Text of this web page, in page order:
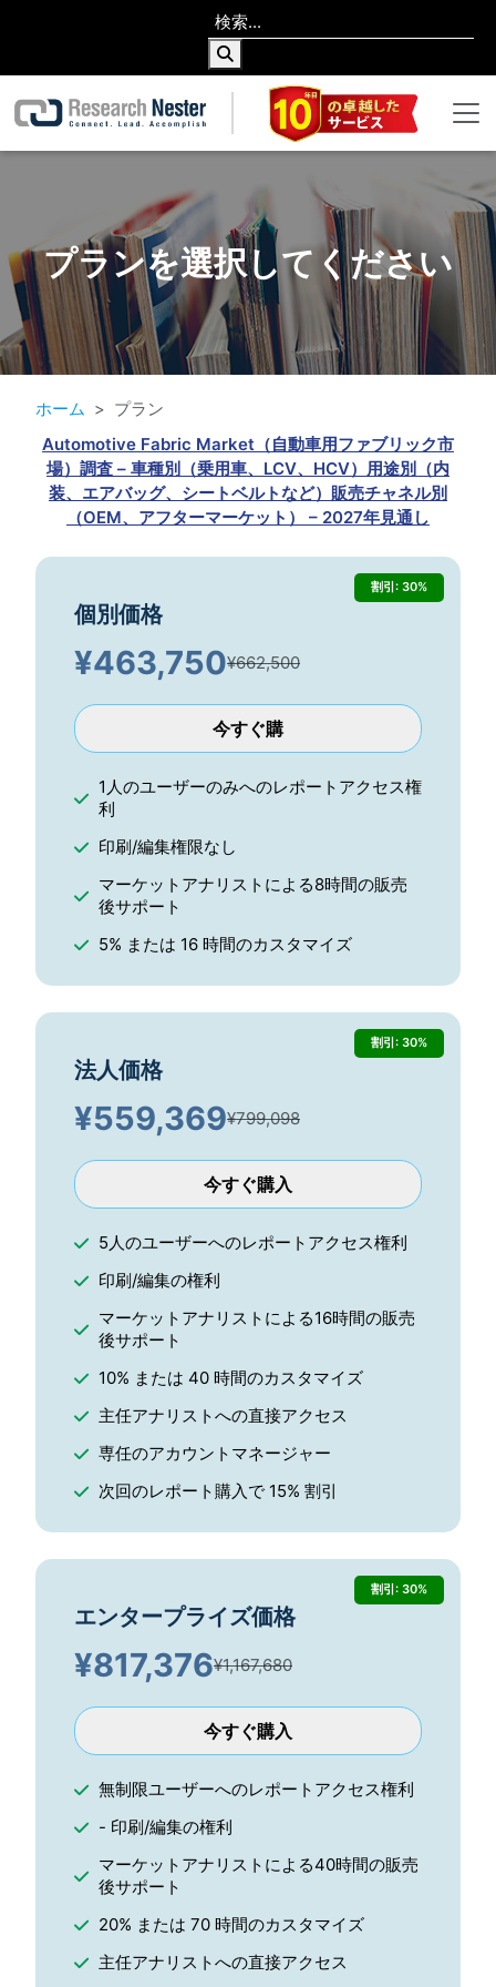
プランを選択してください
ホーム
プラン
Automotive Fabric Market（自動車用ファブリック市
場）調査 – 車種別（乗用車、LCV、HCV）用途別（内
装、エアバッグ、シートベルトなど）販売チャネル別
（OEM、アフターマーケット） – 2027年見通し
割引: 30%
個別価格
¥463,750¥662,500
今すぐ購
1人のユーザーのみへのレポートアクセス権
利
印刷/編集権限なし
マーケットアナリストによる8時間の販売
後サポート
5% または 16 時間のカスタマイズ
割引: 30%
法人価格
¥559,369¥799,098
今すぐ購入
5人のユーザーへのレポートアクセス権利
印刷/編集の権利
マーケットアナリストによる16時間の販売
後サポート
10% または 40 時間のカスタマイズ
主任アナリストへの直接アクセス
専任のアカウントマネージャー
次回のレポート購入で 15% 割引
割引: 30%
エンタープライズ価格
¥817,376¥1,167,680
今すぐ購入
無制限ユーザーへのレポートアクセス権利
- 印刷/編集の権利
マーケットアナリストによる40時間の販売
後サポート
20% または 70 時間のカスタマイズ
主任アナリストへの直接アクセス